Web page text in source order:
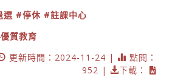
選 #停休 #註課中心
質教育
更新時間：2024-11-24 |
點閱：
952 |
下載：